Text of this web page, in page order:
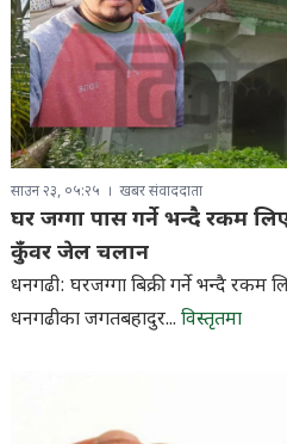
साउन २३, ०५:२५ खबर संवाददाता
घर जग्गा पास गर्ने भन्दै रकम
कुँवर जेल चलान
धनगढी: घरजग्गा बिक्री गर्ने भन्दै रकम
धनगढीका जगतबहादुर... विस्तृतमा